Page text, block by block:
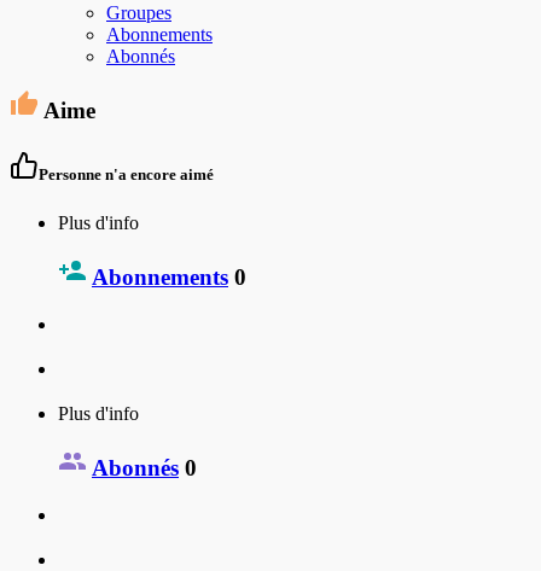
Groupes
Abonnements
Abonnés
Aime
Personne n'a encore aimé
Plus d'info
Abonnements 0
Plus d'info
Abonnés 0